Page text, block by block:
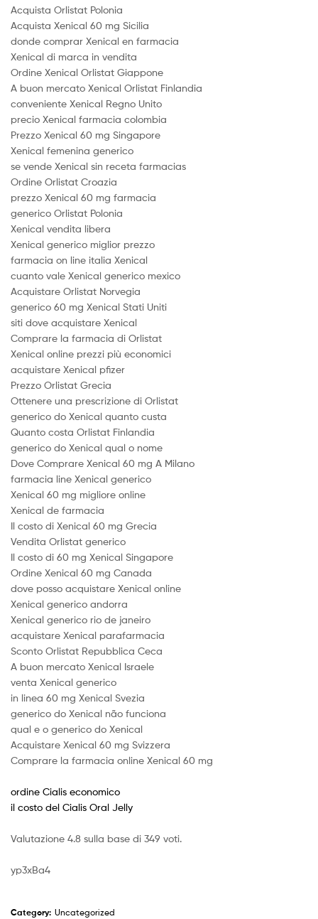
Acquista Orlistat Polonia
Acquista Xenical 60 mg Sicilia
donde comprar Xenical en farmacia
Xenical di marca in vendita
Ordine Xenical Orlistat Giappone
A buon mercato Xenical Orlistat Finlandia
conveniente Xenical Regno Unito
precio Xenical farmacia colombia
Prezzo Xenical 60 mg Singapore
Xenical femenina generico
se vende Xenical sin receta farmacias
Ordine Orlistat Croazia
prezzo Xenical 60 mg farmacia
generico Orlistat Polonia
Xenical vendita libera
Xenical generico miglior prezzo
farmacia on line italia Xenical
cuanto vale Xenical generico mexico
Acquistare Orlistat Norvegia
generico 60 mg Xenical Stati Uniti
siti dove acquistare Xenical
Comprare la farmacia di Orlistat
Xenical online prezzi più economici
acquistare Xenical pfizer
Prezzo Orlistat Grecia
Ottenere una prescrizione di Orlistat
generico do Xenical quanto custa
Quanto costa Orlistat Finlandia
generico do Xenical qual o nome
Dove Comprare Xenical 60 mg A Milano
farmacia line Xenical generico
Xenical 60 mg migliore online
Xenical de farmacia
Il costo di Xenical 60 mg Grecia
Vendita Orlistat generico
Il costo di 60 mg Xenical Singapore
Ordine Xenical 60 mg Canada
dove posso acquistare Xenical online
Xenical generico andorra
Xenical generico rio de janeiro
acquistare Xenical parafarmacia
Sconto Orlistat Repubblica Ceca
A buon mercato Xenical Israele
venta Xenical generico
in linea 60 mg Xenical Svezia
generico do Xenical não funciona
qual e o generico do Xenical
Acquistare Xenical 60 mg Svizzera
Comprare la farmacia online Xenical 60 mg
ordine Cialis economico
il costo del Cialis Oral Jelly
Valutazione 4.8 sulla base di 349 voti.
yp3xBa4
Category: Uncategorized